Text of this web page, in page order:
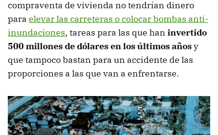
compraventa de vivienda no tendrían dinero
para elevar las carreteras o colocar bombas anti-
inundaciones, tareas para las que han invertido
500 millones de dólares en los últimos añosy
que tampoco bastan para un accidente de las
proporciones a las que van a enfrentarse.